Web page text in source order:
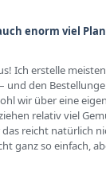
enorm viel
Ich erstelle
und den
wir über eine
relativ viel
reicht natürlich
ganz so einfach,